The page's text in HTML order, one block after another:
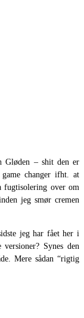
– shit den er
changer ifht. at
fugtisolering over om
jeg smør cremen
jeg har fået her i
Synes den
Mere sådan “rigtig